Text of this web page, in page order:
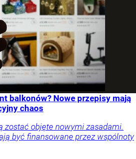
balkonów? Nowe przepisy mają
chaos
zostać objęte nowymi zasadami.
być finansowane przez wspólnoty